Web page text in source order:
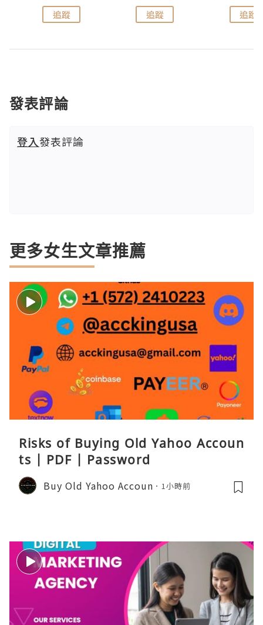
追蹤 追蹤 追蹤
發表評論
登入發表評論
更多女生文章推薦
Risks of Buying Old Yahoo Accoun
ts | PDF | Password
Buy Old Yahoo Accoun 1小時前